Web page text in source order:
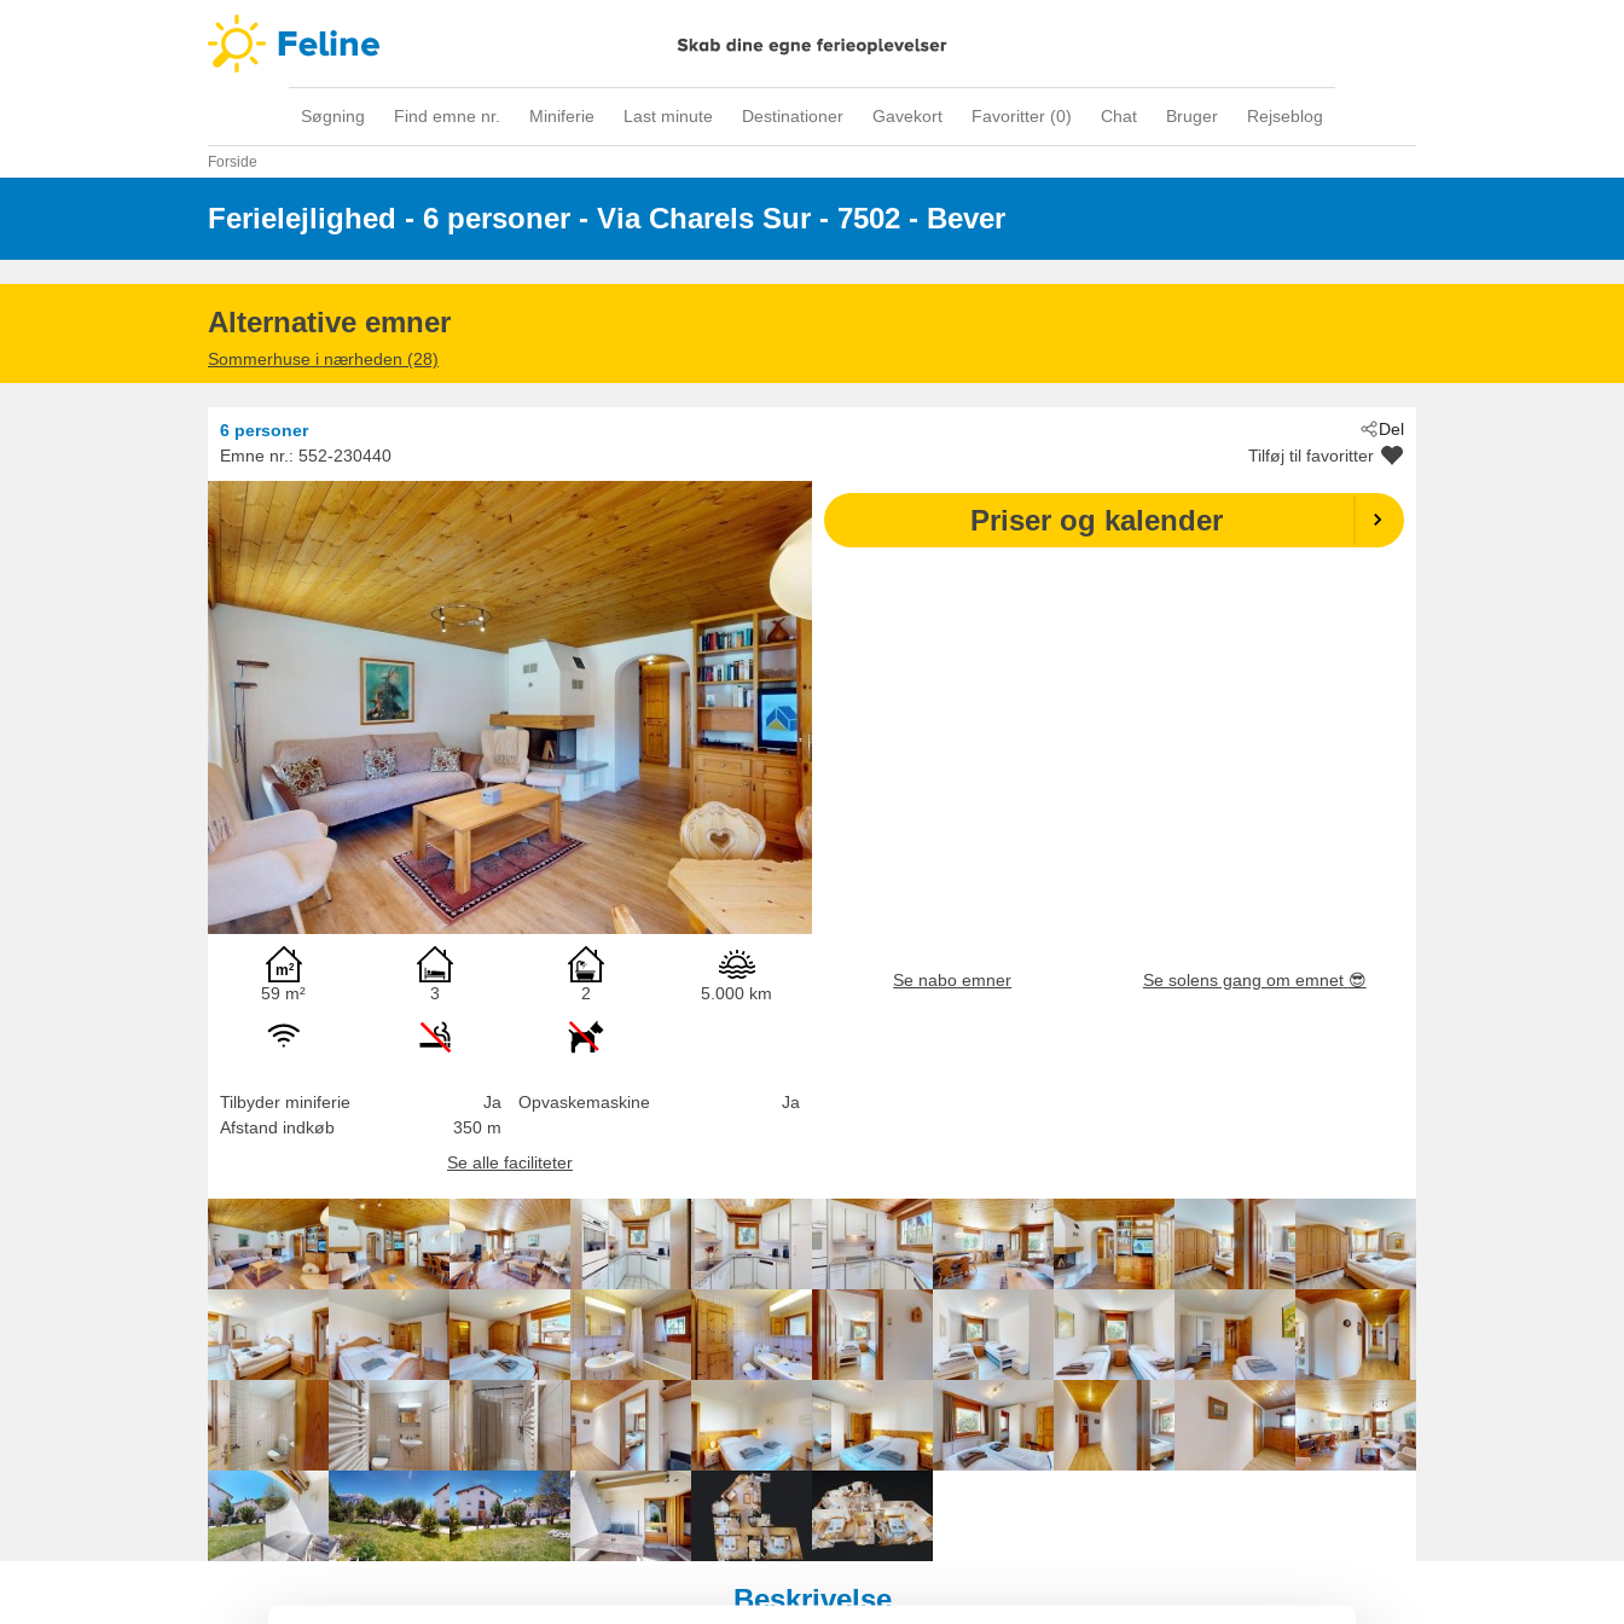
Søgning Find emne nr. Miniferie Last minute Destinationer Gavekort Favoritter (0) Chat Bruger Rejseblog
Forside
Ferielejlighed - 6 personer - Via Charels Sur - 7502 - Bever
Alternative emner
Sommerhuse i nærheden (28)
Del
6 personer
Emne nr.: 552-230440 Tilføj til favoritter
Priser og kalender
59 m² 3 2 5.000 km
Tilbyder miniferie
Ja
Afstand indkøb
350 m
Opvaskemaskine Ja
Se alle faciliteter
Se nabo emner Se solens gang om emnet 😎
Beskrivelse